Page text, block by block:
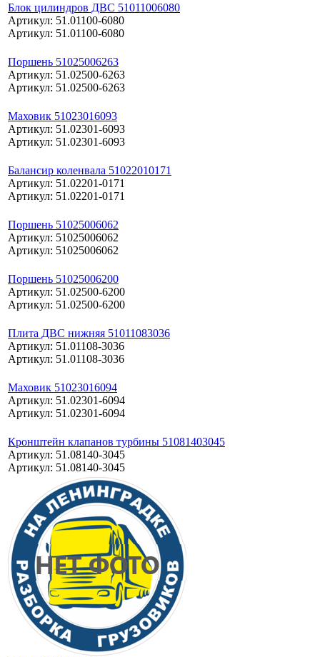
Блок цилиндров ДВС 51011006080
Артикул: 51.01100-6080
Артикул: 51.01100-6080
Поршень 51025006263
Артикул: 51.02500-6263
Артикул: 51.02500-6263
Маховик 51023016093
Артикул: 51.02301-6093
Артикул: 51.02301-6093
Балансир коленвала 51022010171
Артикул: 51.02201-0171
Артикул: 51.02201-0171
Поршень 51025006062
Артикул: 51025006062
Артикул: 51025006062
Поршень 51025006200
Артикул: 51.02500-6200
Артикул: 51.02500-6200
Плита ДВС нижняя 51011083036
Артикул: 51.01108-3036
Артикул: 51.01108-3036
Маховик 51023016094
Артикул: 51.02301-6094
Артикул: 51.02301-6094
Кронштейн клапанов турбины 51081403045
Артикул: 51.08140-3045
Артикул: 51.08140-3045